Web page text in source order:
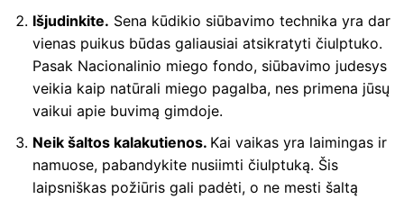
Išjudinkite. Sena kūdikio siūbavimo technika yra dar
vienas puikus būdas galiausiai atsikratyti čiulptuko.
Pasak Nacionalinio miego fondo, siūbavimo judesys
veikia kaip natūrali miego pagalba, nes primena jūsų
vaikui apie buvimą gimdoje.
Neik šaltos kalakutienos. Kai vaikas yra laimingas ir
namuose, pabandykite nusiimti čiulptuką. Šis
laipsniškas požiūris gali padėti, o ne mesti šaltą